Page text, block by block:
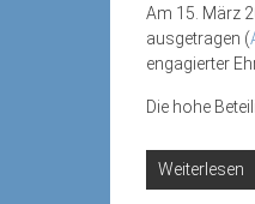
Am 15. März
ausgetragen (
engagierter
Die hohe
Weiterlesen